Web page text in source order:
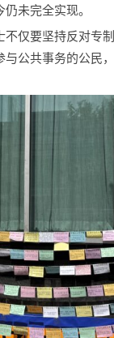
未完全实现。
仅要坚持反对专
公共事务的公民